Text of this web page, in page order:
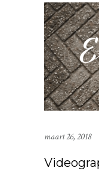
maart 26, 2018